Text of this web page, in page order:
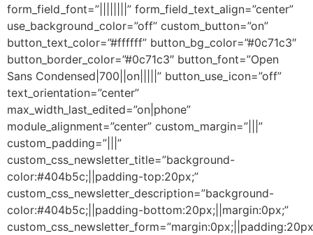
form_field_font=”||||||||” form_field_text_align=”center”
use_background_color=”off” custom_button=”on”
button_text_color=”#ffffff” button_bg_color=”#0c71c3″
button_border_color=”#0c71c3″ button_font=”Open
Sans Condensed|700||on|||||” button_use_icon=”off”
text_orientation=”center”
max_width_last_edited=”on|phone”
module_alignment=”center” custom_margin=”|||”
custom_padding=”|||”
custom_css_newsletter_title=”background-
color:#404b5c;||padding-top:20px;”
custom_css_newsletter_description=”background-
color:#404b5c;||padding-bottom:20px;||margin:0px;”